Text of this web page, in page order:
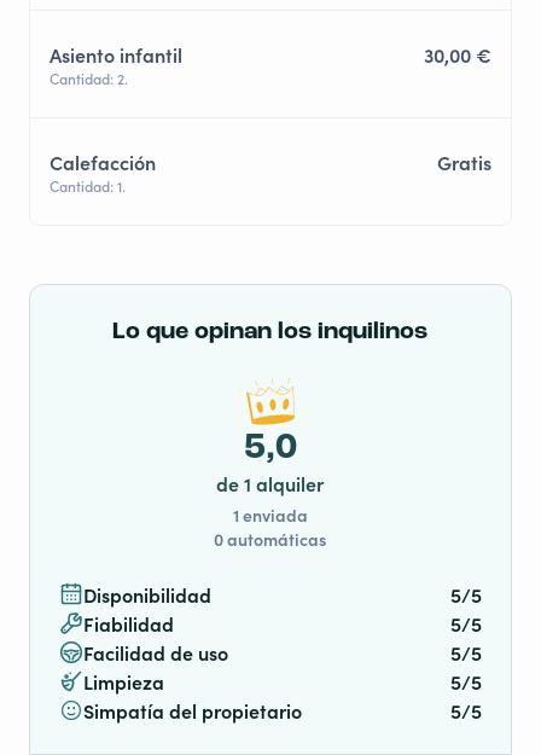
Asiento infantil 30,00 €
Cantidad: 2.
Calefacción Gratis
Cantidad: 1.
Lo que opinan los inquilinos
Disponibilidad
5/5
Fiabilidad
5/5
Facilidad de uso
5/5
Limpieza
5/5
Simpatía del propietario
5/5
5,0
de 1 alquiler
1 enviada
0 automáticas